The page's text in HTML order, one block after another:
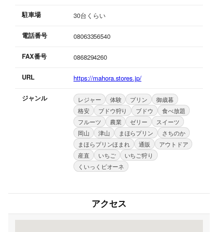
駐車場 30台くらい
電話番号 08063356540
FAX番号 0868294260
URL https://mahora.stores.jp/
ジャンル レジャー 体験 プリン
御歳暮
格安
ブドウ狩り ブドウ
食べ放題
フルーツ
農業 ゼリー
スイーツ
岡山
津山 まほらプリン
さちのか
まほらプリンほまれ
通販
アウトドア
産直
いちご
いちご狩り
くいっくピオーネ
アクセス